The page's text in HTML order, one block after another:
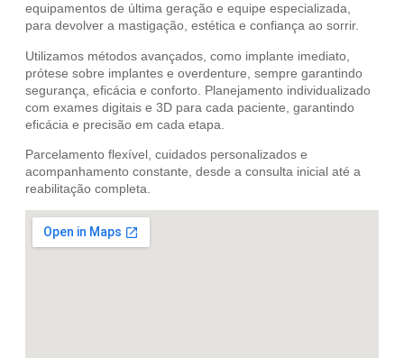
equipamentos de última geração e equipe especializada,
para devolver a mastigação, estética e confiança ao sorrir.
Utilizamos métodos avançados, como implante imediato,
prótese sobre implantes e overdenture, sempre garantindo
segurança, eficácia e conforto. Planejamento individualizado
com exames digitais e 3D para cada paciente, garantindo
eficácia e precisão em cada etapa.
Parcelamento flexível, cuidados personalizados e
acompanhamento constante, desde a consulta inicial até a
reabilitação completa.